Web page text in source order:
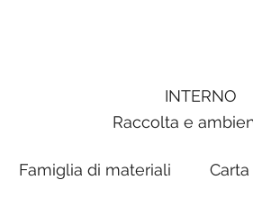
INTERNO
Raccolta e
Famiglia di materiali Carta